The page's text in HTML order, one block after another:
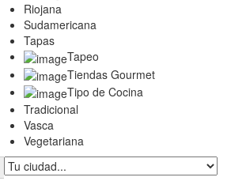
Riojana
Sudamericana
Tapas
Tapeo
Tiendas Gourmet
Tipo de Cocina
Tradicional
Vasca
Vegetariana